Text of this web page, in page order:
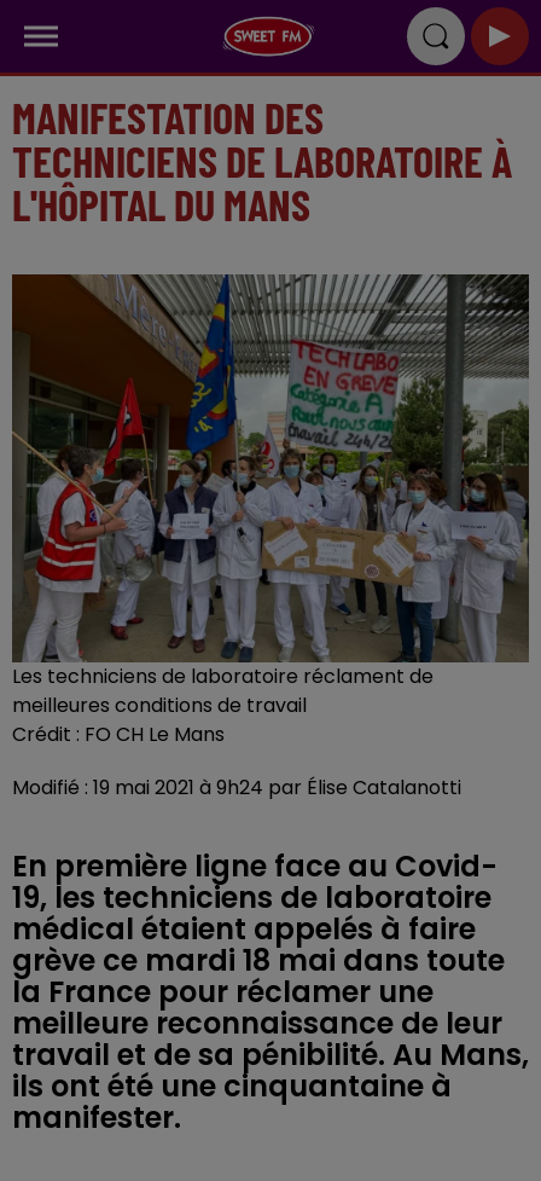
MANIFESTATION DES
TECHNICIENS DE LABORATOIRE À
L'HÔPITAL DU MANS
Les techniciens de laboratoire réclament de
meilleures conditions de travail
Crédit : FO CH Le Mans
Modifié : 19 mai 2021 à 9h24 par Élise Catalanotti
En première ligne face au Covid-
19, les techniciens de laboratoire
médical étaient appelés à faire
grève ce mardi 18 mai dans toute
la France pour réclamer une
meilleure reconnaissance de leur
travail et de sa pénibilité. Au Mans,
ils ont été une cinquantaine à
manifester.